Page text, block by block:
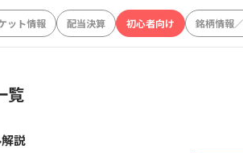
ット情報 配当決算 初心者向け 銘柄情報
覧
説